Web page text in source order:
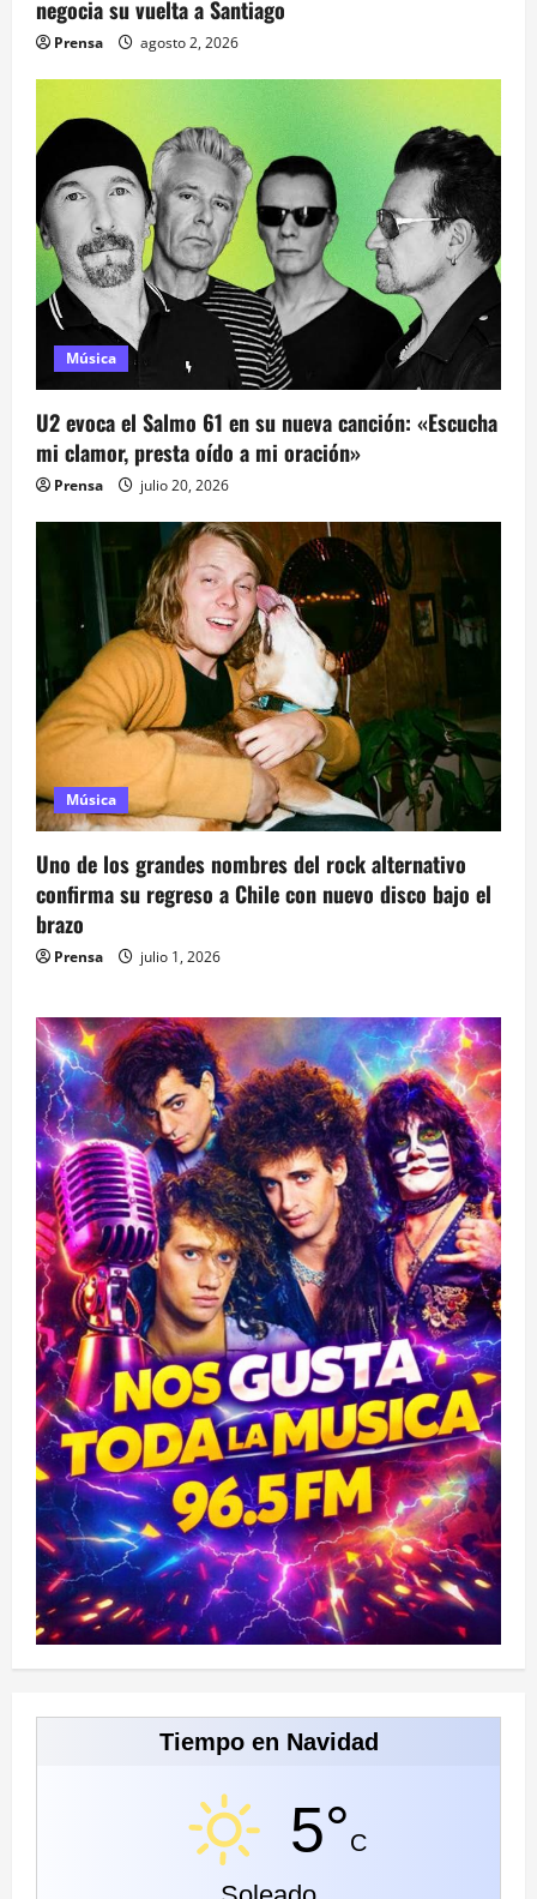
t
a
d
a
s
negocia su vuelta a Santiago
Prensa agosto 2, 2026
Música
U2 evoca el Salmo 61 en su nueva canción: «Escucha
mi clamor, presta oído a mi oración»
Prensa julio 20, 2026
Música
Uno de los grandes nombres del rock alternativo
confirma su regreso a Chile con nuevo disco bajo el
brazo
Prensa julio 1, 2026
Tiempo en Navidad
5°C